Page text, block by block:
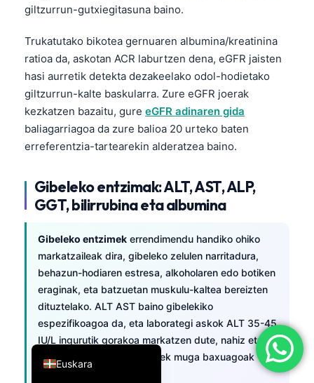
giltzurrun-gutxiegitasuna baino.
Trukatutako bikotea gernuaren albumina/kreatinina
ratioa da, askotan ACR laburtzen dena, eGFR jaisten
hasi aurretik detekta dezakeelako odol-hodietako
giltzurrun-kalte baskularra. Zure eGFR joerak
kezkatzen bazaitu, gure eGFR adinaren gida
baliagarriagoa da zure balioa 20 urteko baten
erreferentzia-tartearekin alderatzea baino.
Gibeleko entzimak: ALT, AST, ALP,
GGT, bilirrubina eta albumina
Gibeleko entzimek errendimendu handiko ohiko
markatzaileak dira, gibeleko zelulen narritadura,
behazun-hodiaren estresa, alkoholaren edo botiken
eraginak, eta batzuetan muskulu-kaltea bereizten
dituztelako. ALT AST baino gibelekiko
espezifikoagoa da, eta laborategi askok ALT 35-45
IU/L ingurutik gorakoa markatzen dute, nahiz eta
Europako laborategi batzuek muga baxuagoak
Euskara
English
Deutsch
العربية
Français
Español
Português
Türkçe
Română
فارسی
Български
Dansk